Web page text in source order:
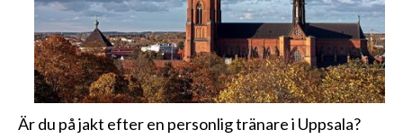
Är du på jakt efter en personlig tränare i Uppsala?